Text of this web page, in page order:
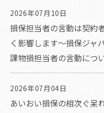
2026年07月10日
損保担当者の言動は契約
く影響します～損保ジャ
課物損担当者の言動につ
2026年07月04日
あいおい損保の相次ぐ呆